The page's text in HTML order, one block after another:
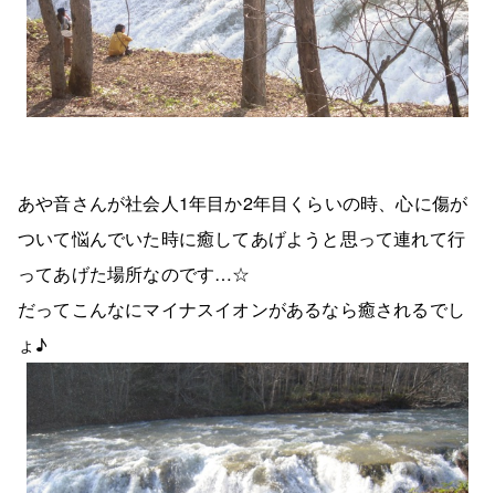
あや音さんが社会人1年目か2年目くらいの時、心に傷が
ついて悩んでいた時に癒してあげようと思って連れて行
ってあげた場所なのです…☆
だってこんなにマイナスイオンがあるなら癒されるでし
ょ♪